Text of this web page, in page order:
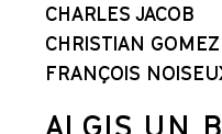
CHARLES JACOB
CHRISTIAN GOMEZ
FRANÇOIS
ALGIS UN